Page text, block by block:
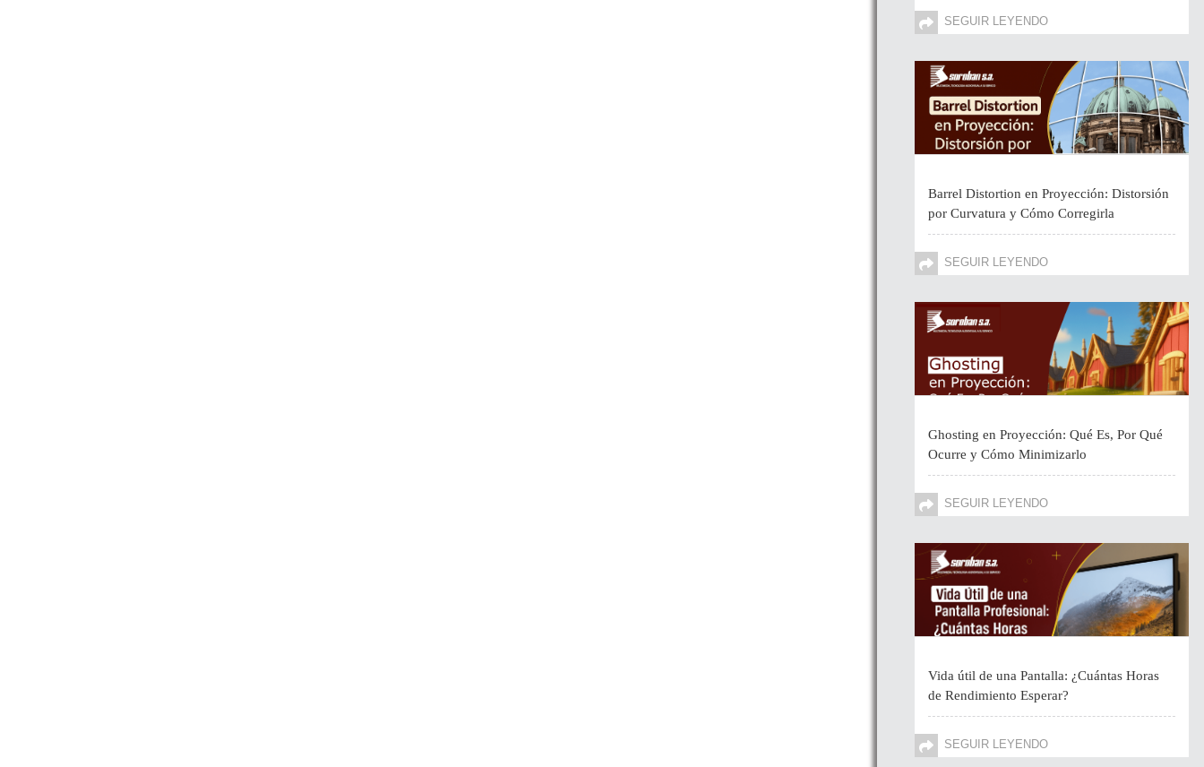
SEGUIR LEYENDO
Barrel Distortion en Proyección: Distorsión
por Curvatura y Cómo Corregirla
SEGUIR LEYENDO
Ghosting en Proyección: Qué Es, Por Qué
Ocurre y Cómo Minimizarlo
SEGUIR LEYENDO
Vida útil de una Pantalla: ¿Cuántas Horas
de Rendimiento Esperar?
SEGUIR LEYENDO